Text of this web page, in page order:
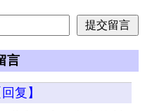
言
回复】